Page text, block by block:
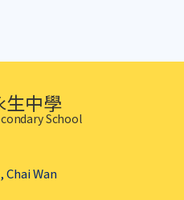
生中學
School
Wan